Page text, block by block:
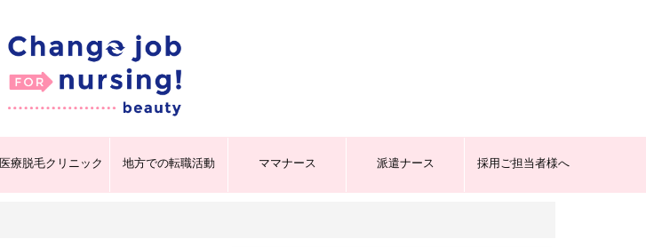
医療脱毛クリニック 地方での転職活動 ママナース 派遣ナース 採用ご担当者様へ